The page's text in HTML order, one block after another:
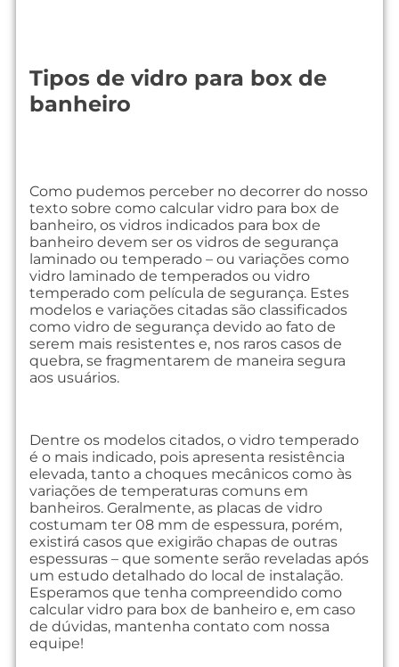
Tipos de vidro para box de
banheiro
Como pudemos perceber no decorrer do nosso
texto sobre como calcular vidro para box de
banheiro, os vidros indicados para box de
banheiro devem ser os vidros de segurança
laminado ou temperado – ou variações como
vidro laminado de temperados ou vidro
temperado com película de segurança. Estes
modelos e variações citadas são classificados
como vidro de segurança devido ao fato de
serem mais resistentes e, nos raros casos de
quebra, se fragmentarem de maneira segura
aos usuários.
Dentre os modelos citados, o vidro temperado
é o mais indicado, pois apresenta resistência
elevada, tanto a choques mecânicos como às
variações de temperaturas comuns em
banheiros. Geralmente, as placas de vidro
costumam ter 08 mm de espessura, porém,
existirá casos que exigirão chapas de outras
espessuras – que somente serão reveladas após
um estudo detalhado do local de instalação.
Esperamos que tenha compreendido como
calcular vidro para box de banheiro e, em caso
de dúvidas, mantenha contato com nossa
equipe!